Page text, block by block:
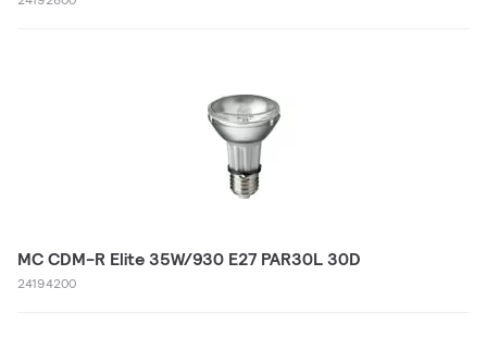
MC CDM-R Elite 35W/930 E27 PAR30L 30D
24194200